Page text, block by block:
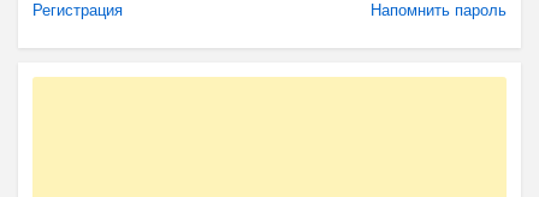
Регистрация Напомнить пароль